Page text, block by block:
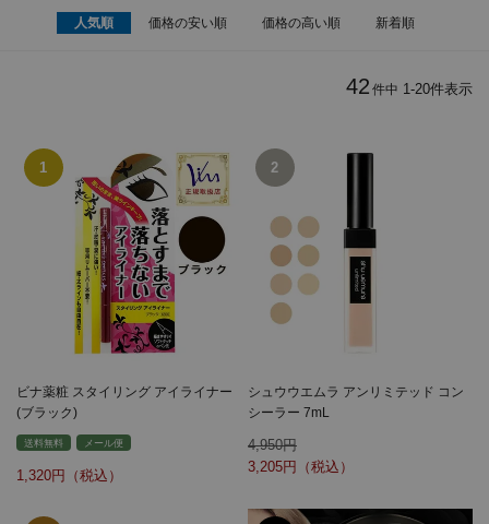
人気順 価格の安い順 価格の高い順 新着順
42 件中 1-20件表示
ビナ薬粧 スタイリング アイライナー
(ブラック)
送料無料 メール便
1,320
シュウウエムラ アンリミテッド コン
シーラー 7mL
4,950
3,205